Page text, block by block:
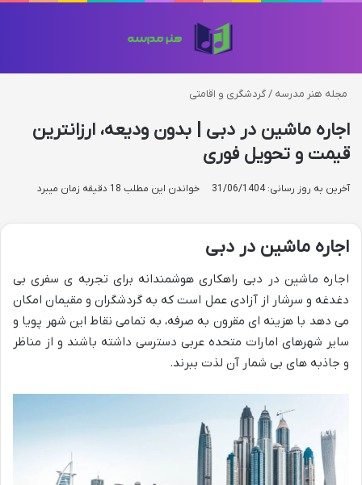
مجله هنر مدرسه /گردشگری و اقامتی
اجاره ماشین در دبی | بدون ودیعه، ارزانترین
قیمت و تحویل فوری
آخرین به روز رسانی: 31/06/1404 خواندن این مطلب 18 دقیقه زمان میبرد
اجاره ماشین در دبی
اجاره ماشین در دبی راهکاری هوشمندانه برای تجربه ی سفری بی
دغدغه و سرشار از آزادی عمل است که به گردشگران و مقیمان امکان
می دهد با هزینه ای مقرون به صرفه، به تمامی نقاط این شهر پویا و
سایر شهرهای امارات متحده عربی دسترسی داشته باشند و از مناظر
و جاذبه های بی شمار آن لذت ببرند.